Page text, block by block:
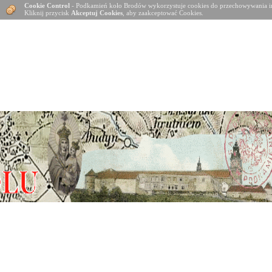
Cookie Control - Podkamień koło Brodów wykorzystuje cookies do
Kliknij przycisk Akceptuj Cookies , aby zaakceptować Cookies.